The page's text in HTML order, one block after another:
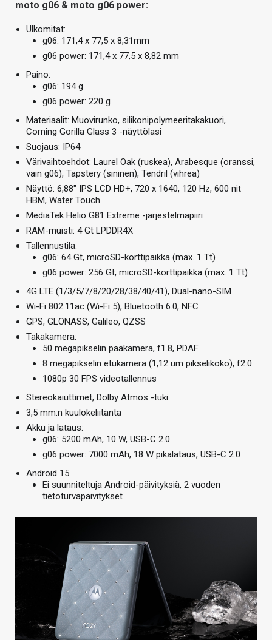
moto g06 & moto g06 power:
Ulkomitat:
g06: 171,4 x 77,5 x 8,31mm
g06 power: 171,4 x 77,5 x 8,82 mm
Paino:
g06: 194 g
g06 power: 220 g
Materiaalit: Muovirunko, silikonipolymeeritakakuori,
Corning Gorilla Glass 3 -näyttölasi
Suojaus: IP64
Värivaihtoehdot: Laurel Oak (ruskea), Arabesque (oranssi,
vain g06), Tapstery (sininen), Tendril (vihreä)
Näyttö: 6,88″ IPS LCD HD+, 720 x 1640, 120 Hz, 600 nit
HBM, Water Touch
MediaTek Helio G81 Extreme -järjestelmäpiiri
RAM-muisti: 4 Gt LPDDR4X
Tallennustila:
g06: 64 Gt, microSD-korttipaikka (max. 1 Tt)
g06 power: 256 Gt, microSD-korttipaikka (max. 1 Tt)
4G LTE (1/3/5/7/8/20/28/38/40/41), Dual-nano-SIM
Wi-Fi 802.11ac (Wi-Fi 5), Bluetooth 6.0, NFC
GPS, GLONASS, Galileo, QZSS
Takakamera:
50 megapikselin pääkamera, f1.8, PDAF
8 megapikselin etukamera (1,12 um pikselikoko), f2.0
1080p 30 FPS videotallennus
Stereokaiuttimet, Dolby Atmos -tuki
3,5 mm:n kuulokeliitäntä
Akku ja lataus:
g06: 5200 mAh, 10 W, USB-C 2.0
g06 power: 7000 mAh, 18 W pikalataus, USB-C 2.0
Android 15
Ei suunniteltuja Android-päivityksiä, 2 vuoden
tietoturvapäivitykset